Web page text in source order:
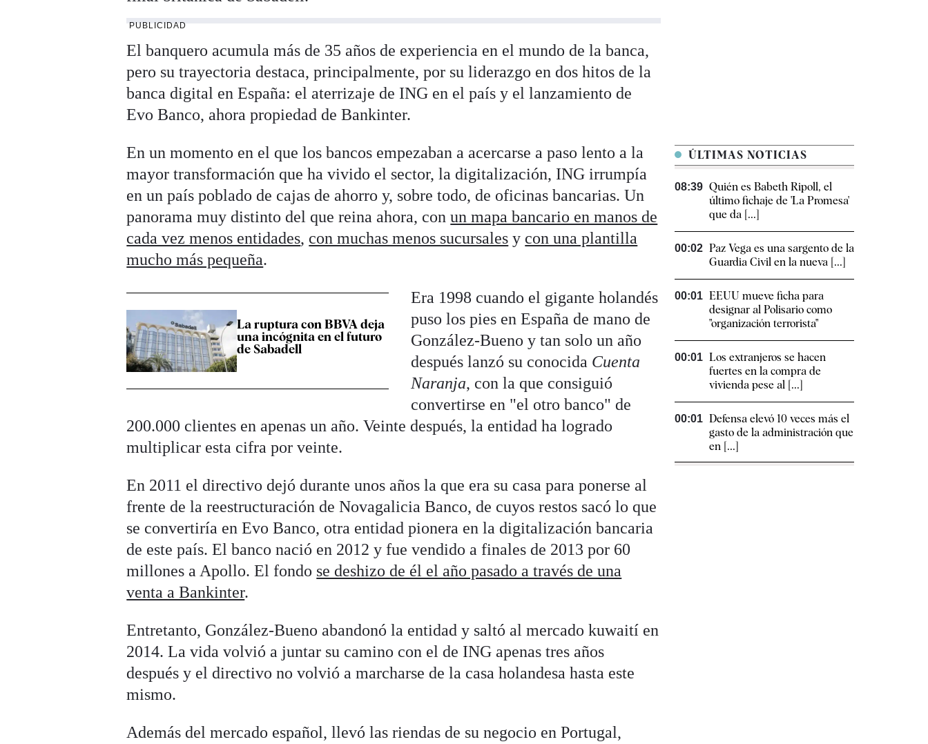
PUBLICIDAD
El banquero acumula más de 35 años de experiencia en el mundo de la banca,
pero su trayectoria destaca, principalmente, por su liderazgo en dos hitos de la
banca digital en España: el aterrizaje de ING en el país y el lanzamiento de
Evo Banco, ahora propiedad de Bankinter.
En un momento en el que los bancos empezaban a acercarse a paso lento a la
mayor transformación que ha vivido el sector, la digitalización, ING irrumpía
en un país poblado de cajas de ahorro y, sobre todo, de oficinas bancarias. Un
panorama muy distinto del que reina ahora, conun mapa bancario en manos de
cada vez menos entidades, con muchas menos sucursales y con una plantilla
mucho más pequeña.
La ruptura con BBVA deja
una incógnita en el futuro
de Sabadell
Era 1998 cuando el gigante holandés
puso los pies en España de mano de
González-Bueno y tan solo un año
después lanzó su conocida Cuenta
Naranja, con la que consiguió
convertirse en "el otro banco" de
200.000 clientes en apenas un año. Veinte después, la entidad ha logrado
multiplicar esta cifra por veinte.
En 2011 el directivo dejó durante unos años la que era su casa para ponerse al
frente de la reestructuración de Novagalicia Banco, de cuyos restos sacó lo que
se convertiría en Evo Banco, otra entidad pionera en la digitalización bancaria
de este país. El banco nació en 2012 y fue vendido a finales de 2013 por 60
millones a Apollo. El fondo se deshizo de él el año pasado a través de una
venta a Bankinter.
Entretanto, González-Bueno abandonó la entidad y saltó al mercado kuwaití en
2014. La vida volvió a juntar su camino con el de ING apenas tres años
después y el directivo no volvió a marcharse de la casa holandesa hasta este
mismo.
Además del mercado español, llevó las riendas de su negocio en Portugal,
ÚLTIMAS NOTICIAS
08:39 Quién es Babeth Ripoll, el
último fichaje de 'La Promesa'
que da [...]
00:02 Paz Vega es una sargento de la
Guardia Civil en la nueva [...]
00:01 EEUU mueve ficha para
designar al Polisario como
"organización terrorista"
00:01 Los extranjeros se hacen
fuertes en la compra de
vivienda pese al [...]
00:01 Defensa elevó 10 veces más el
gasto de la administración que
en [...]